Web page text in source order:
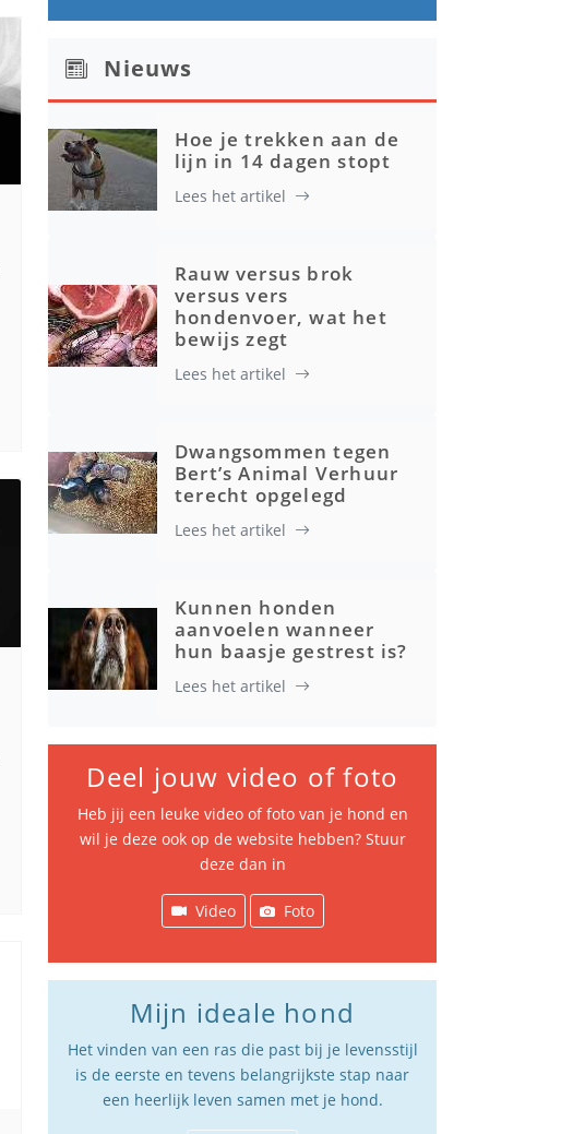
Nieuws
Hoe je trekken aan de
lijn in 14 dagen stopt
Lees het artikel
Rauw versus brok
versus vers
hondenvoer, wat het
bewijs zegt
Lees het artikel
Dwangsommen tegen
Bert’s Animal Verhuur
terecht opgelegd
Lees het artikel
Kunnen honden
aanvoelen wanneer
hun baasje gestrest is?
Lees het artikel
Deel jouw video of foto
Heb jij een leuke video of foto van je hond en
wil je deze ook op de website hebben? Stuur
deze dan in
Video Foto
Mijn ideale hond
Het vinden van een ras die past bij je levensstijl
is de eerste en tevens belangrijkste stap naar
een heerlijk leven samen met je hond.